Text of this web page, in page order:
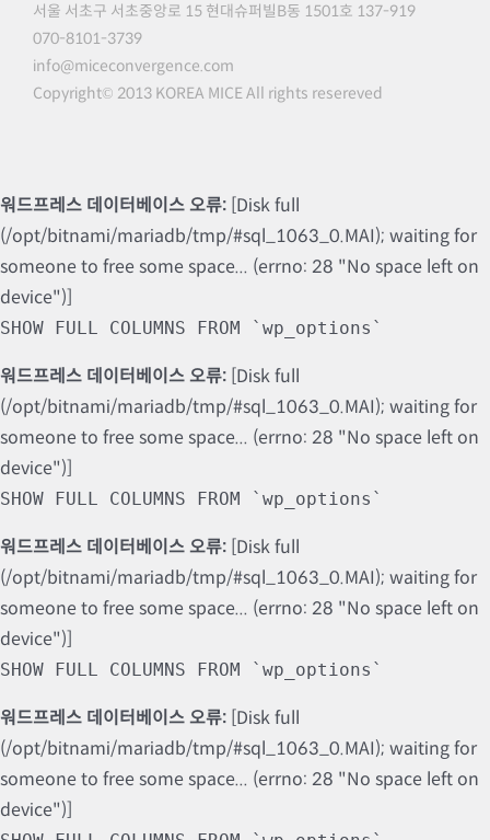
서울 서초구 서초중앙로 15 현대슈퍼빌B동 1501호 137-919
070-8101-3739
info@miceconvergence.com
Copyright© 2013 KOREA MICE All rights resereved
워드프레스 데이터베이스 오류: [Disk full
(/opt/bitnami/mariadb/tmp/#sql_1063_0.MAI); waiting for
someone to free some space... (errno: 28 "No space left on
device")]
SHOW FULL COLUMNS FROM `wp_options`
워드프레스 데이터베이스 오류: [Disk full
(/opt/bitnami/mariadb/tmp/#sql_1063_0.MAI); waiting for
someone to free some space... (errno: 28 "No space left on
device")]
SHOW FULL COLUMNS FROM `wp_options`
워드프레스 데이터베이스 오류: [Disk full
(/opt/bitnami/mariadb/tmp/#sql_1063_0.MAI); waiting for
someone to free some space... (errno: 28 "No space left on
device")]
SHOW FULL COLUMNS FROM `wp_options`
워드프레스 데이터베이스 오류: [Disk full
(/opt/bitnami/mariadb/tmp/#sql_1063_0.MAI); waiting for
someone to free some space... (errno: 28 "No space left on
device")]